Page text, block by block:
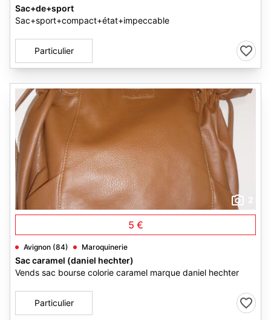
Sac+de+sport
Sac+sport+compact+état+impeccable
Particulier
5 €
Avignon (84) Maroquinerie
Sac caramel (daniel hechter)
Vends sac bourse colorie caramel marque daniel hechter
Particulier